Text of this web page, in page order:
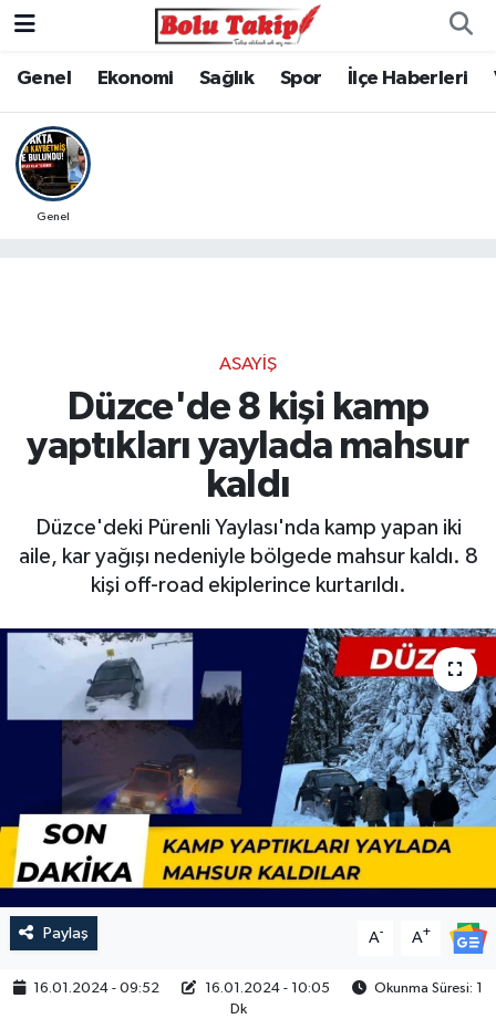
Genel Ekonomi Sağlık Spor İlçe Haberleri
Genel
ASAYIŞ
Düzce'de 8 kişi kamp
yaptıkları yaylada mahsur
kaldı
Düzce'deki Pürenli Yaylası'nda kamp yapan iki
aile, kar yağışı nedeniyle bölgede mahsur kaldı. 8
kişi off-road ekiplerince kurtarıldı.
Paylaş A- A+
16.01.2024 - 09:52 16.01.2024 - 10:05
Okunma Süresi: 1
Dk